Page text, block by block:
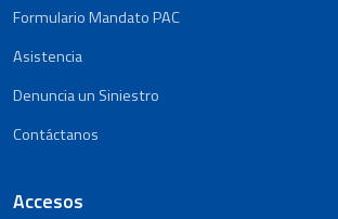
Formulario Mandato PAC
Asistencia
Denuncia un Siniestro
Contáctanos
Accesos